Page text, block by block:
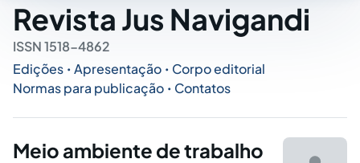
Revista Jus Navigandi
ISSN 1518-4862
Edições • Apresentação • Corpo editorial
Normas para publicação • Contatos
Meio ambiente de trabalho